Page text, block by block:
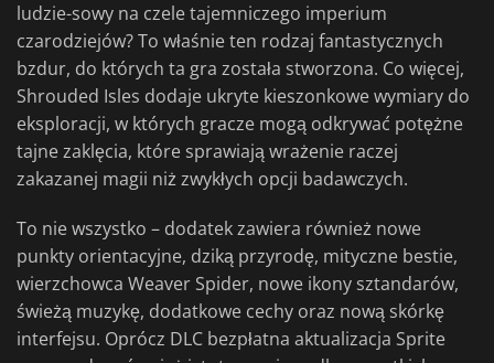
ludzie-sowy na czele tajemniczego imperium
czarodziejów? To właśnie ten rodzaj fantastycznych
bzdur, do których ta gra została stworzona. Co więcej,
Shrouded Isles dodaje ukryte kieszonkowe wymiary do
eksploracji, w których gracze mogą odkrywać potężne
tajne zaklęcia, które sprawiają wrażenie raczej
zakazanej magii niż zwykłych opcji badawczych.
To nie wszystko – dodatek zawiera również nowe
punkty orientacyjne, dziką przyrodę, mityczne bestie,
wierzchowca Weaver Spider, nowe ikony sztandarów,
świeżą muzykę, dodatkowe cechy oraz nową skórkę
interfejsu. Oprócz DLC bezpłatna aktualizacja Sprite